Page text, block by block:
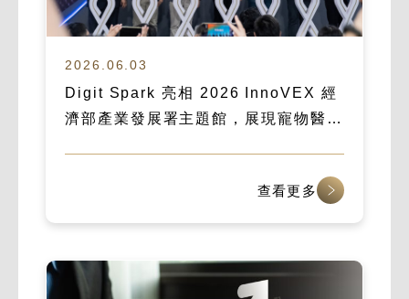
2026.06.03
Digit Spark 亮相 2026 InnoVEX 經
濟部產業發展署主題館，展現寵物醫療
查看更多